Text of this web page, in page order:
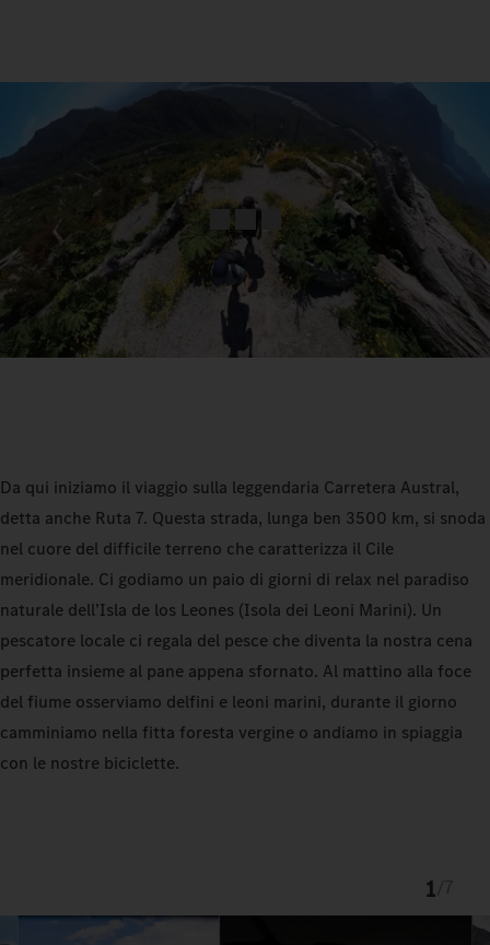
Da qui iniziamo il viaggio sulla leggendaria Carretera Austral,
detta anche Ruta 7. Questa strada, lunga ben 3500 km, si snoda
nel cuore del difficile terreno che caratterizza il Cile
meridionale. Ci godiamo un paio di giorni di relax nel paradiso
naturale dell’Isla de los Leones (Isola dei Leoni Marini). Un
pescatore locale ci regala del pesce che diventa la nostra cena
perfetta insieme al pane appena sfornato. Al mattino alla foce
del fiume osserviamo delfini e leoni marini, durante il giorno
camminiamo nella fitta foresta vergine o andiamo in spiaggia
con le nostre biciclette.
1